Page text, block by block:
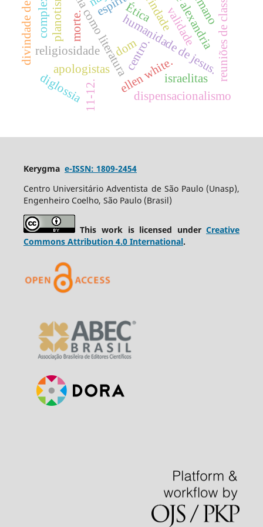
bíblia como literatura
religiosidade
trindade
divindade de jesus humanidade de jesus.
validade
ellen white.
apologistas
planotismo Ética
dom
morte.
dispensacionalismo
reuniões de classe
israelitas
diglossia
centro.
11-12.
Kerygma e-ISSN: 1809-2454
Centro Universitário Adventista de São Paulo (Unasp),
Engenheiro Coelho, São Paulo (Brasil)
This work is licensed underCreative
Commons Attribution 4.0 International.